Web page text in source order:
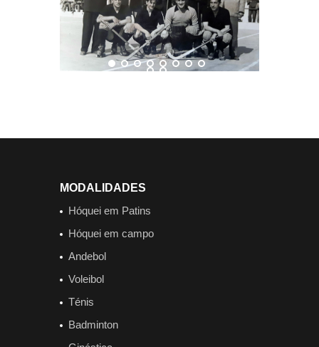
MODALIDADES
Hóquei em Patins
Hóquei em campo
Andebol
Voleibol
Ténis
Badminton